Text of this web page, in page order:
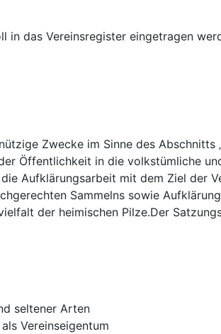
in das Vereinsregister eingetragen
Zwecke im Sinne des
Öffentlichkeit in die volkstümliche
Aufklärungsarbeit mit dem Ziel der
Sammelns sowie
der heimischen Pilze.Der
seltener Arten
Vereinseigentum